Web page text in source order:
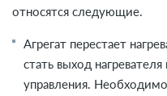
относятся следующие.
Агрегат перестает
стать выход
управления.